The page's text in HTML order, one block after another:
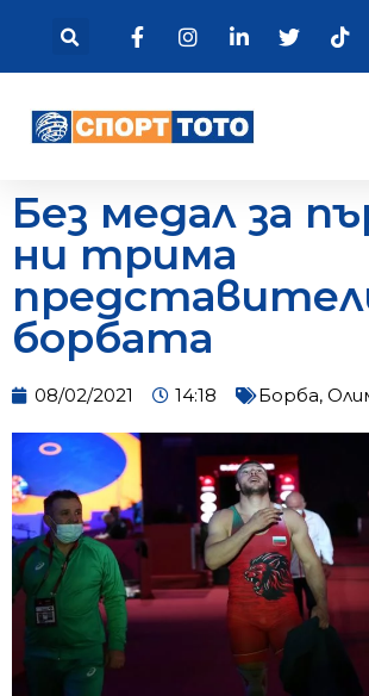
Без медал за
ни трима
борбата
08/02/2021 14:18 Борба,